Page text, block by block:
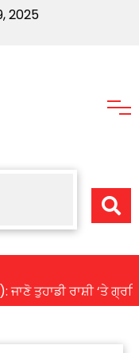
2025
ਰਾਸ਼ੀ ‘ਤੇ ਗ੍ਰਹਿਆਂ